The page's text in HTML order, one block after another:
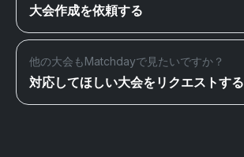
大会作成を依頼する
他の大会もMatchdayで見たいですか？
対応してほしい大会をリクエストする